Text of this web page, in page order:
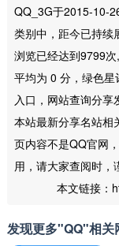
QQ_3G于2015-10-
类别中，距今已持续
浏览已经达到9799
平均为 0 分，绿色
入口，网站查询分
本站最新分享名站相
页内容不是QQ官网
用，请大家查阅时，
本文链接：
发现更多"QQ"相关